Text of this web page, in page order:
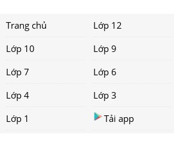
Trang chủ Lớp 12
Lớp 10
Lớp 9
Lớp 7
Lớp 6
Lớp 4
Lớp 3
Lớp 1
Tải app